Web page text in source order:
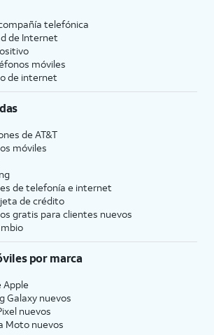
telefónica
de Internet
móviles
de internet
de AT&T
móviles
de telefonía e internet
de crédito
gratis para clientes nuevos
por marca
Apple
Galaxy nuevos
nuevos
Moto nuevos